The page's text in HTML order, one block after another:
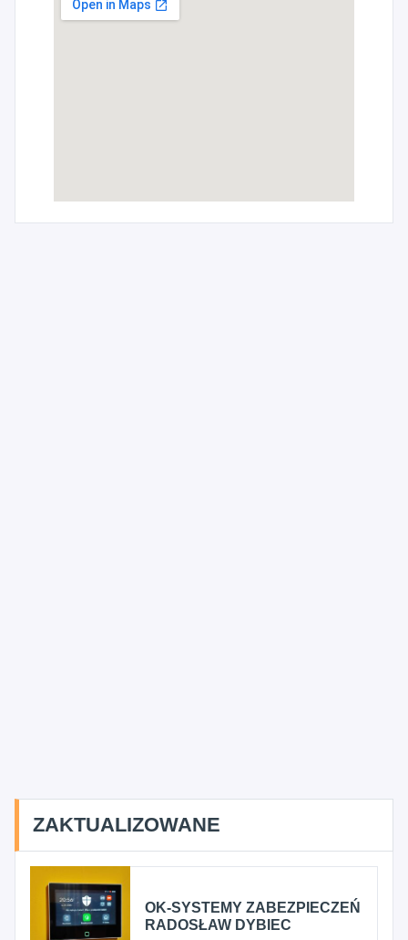
ZAKTUALIZOWANE
OK-SYSTEMY ZABEZPIECZEŃ
RADOSŁAW DYBIEC